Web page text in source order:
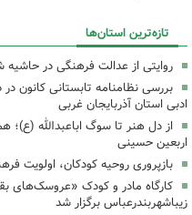
تازه‌ترین استان‌ها
روایتی از عدالت فرهنگی در حاشیه
بررسی نظامنامه تابستانی کانون
ادبی استان آذربایجان غربی
از دل هنر تا سوگ اباعبدالله (ع)؛
اربعین حسینی
بازپروری روحیه کودکان، اولویت
کارگاه مادر و کودک «عروسک‌های
زیباشهربندرعباس برگزار شد